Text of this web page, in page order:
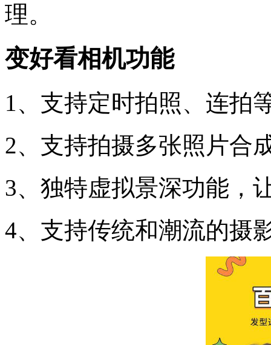
理。
变好看相机功能
1、支持定时拍照、连拍
2、支持拍摄多张照片合
3、独特虚拟景深功能，
4、支持传统和潮流的摄